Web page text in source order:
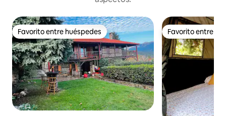
Favorito entre huéspedes
Favorito entre huéspedes Favorito entre
Favorito entre